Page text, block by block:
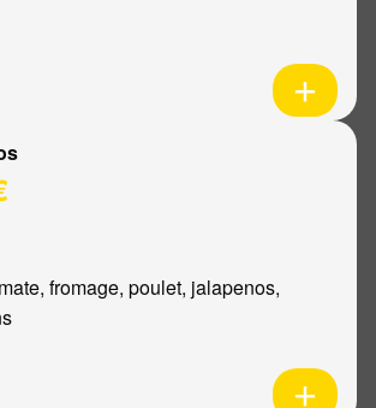
fromage, poulet, jalapenos,